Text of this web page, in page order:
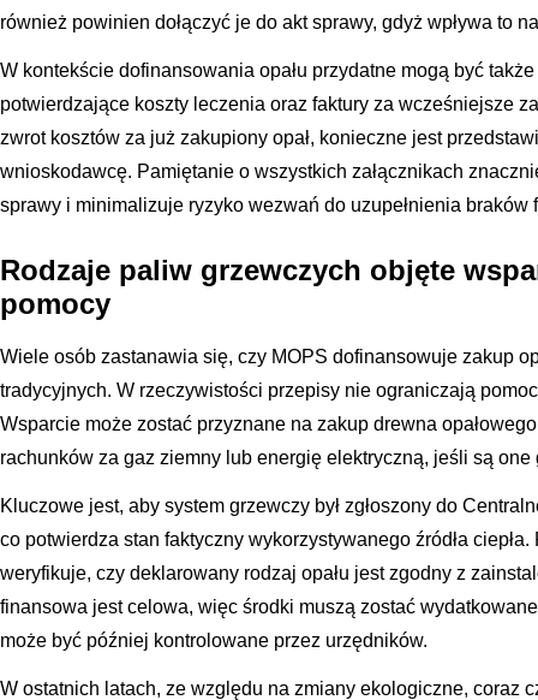
również powinien dołączyć je do akt sprawy, gdyż wpływa to
W kontekście dofinansowania opału przydatne mogą być
potwierdzające koszty leczenia oraz faktury za wcześniejsze
zwrot kosztów za już zakupiony opał, konieczne jest
wnioskodawcę. Pamiętanie o wszystkich załącznikach
sprawy i minimalizuje ryzyko wezwań do uzupełnienia braków
Rodzaje paliw grzewczych objęte
pomocy
Wiele osób zastanawia się, czy MOPS dofinansowuje zakup
tradycyjnych. W rzeczywistości przepisy nie ograniczają
Wsparcie może zostać przyznane na zakup drewna
rachunków za gaz ziemny lub energię elektryczną, jeśli są one
Kluczowe jest, aby system grzewczy był zgłoszony do
co potwierdza stan faktyczny wykorzystywanego źródła
weryfikuje, czy deklarowany rodzaj opału jest zgodny z
finansowa jest celowa, więc środki muszą zostać
może być później kontrolowane przez urzędników.
W ostatnich latach, ze względu na zmiany ekologiczne, coraz